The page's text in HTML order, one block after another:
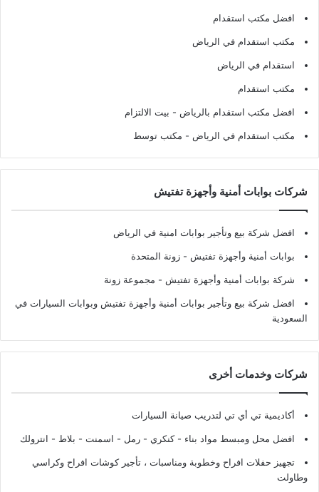
افضل مكتب استقدام
مكتب استقدام في الرياض
استقدام في الرياض
مكتب استقدام
افضل مكتب استقدام بالرياض - بيت الالتزام
مكتب استقدام في الرياض - مكتب توسط
شركات بوابات أمنية وأجهزة تفتيش
افضل شركة بيع وتأجير بوابات امنية في الرياض
بوابات أمنية وأجهزة تفتيش - زونة المتحدة
شركة بوابات أمنية وأجهزة تفتيش - مجموعة زونة
افضل شركة بيع وتأجير بوابات أمنية وأجهزة تفتيش وبوابات السيارات في
السعودية
شركات وخدمات أخرى
أكاديمية تي أي تي لتدريب صيانة السيارات
افضل محل ومبسط مواد بناء - كنكري - رمل - اسمنت - بلاط - انترولك
تجهيز حفلات افراح وخطوبة ومناسبات ، تأجير كوشات افراح وكراسي
وطاولت